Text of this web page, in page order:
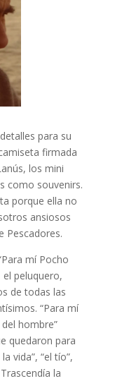
para su
firmada
los mini
como souvenirs.
porque ella no
ansiosos
Pescadores.
mí Pocho
peluquero,
de todas las
“Para mí
hombre”
quedaron para
vida”, “el tío”,
la